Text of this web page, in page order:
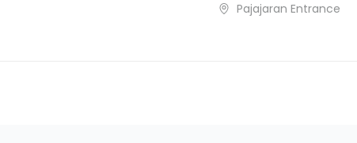
Pajajaran Entrance